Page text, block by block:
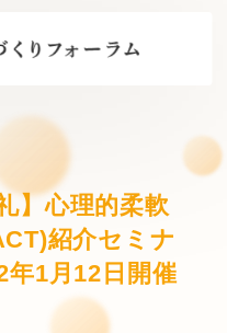
】心理的柔軟
紹介セミナ
1月12日開催